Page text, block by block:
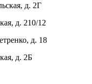
д. 2Г
д. 210/12
д. 18
д. 2Б